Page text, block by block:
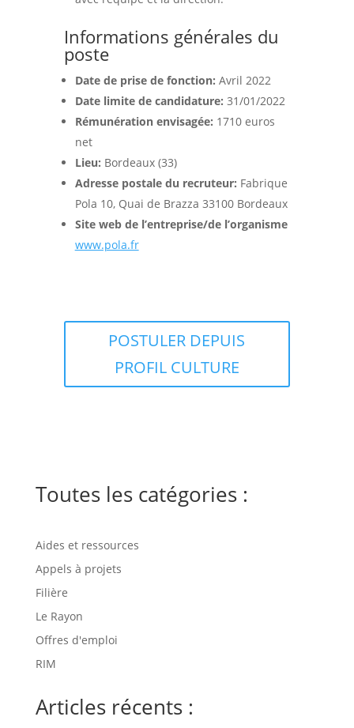
Informations générales du
poste
Date de prise de fonction: Avril 2022
Date limite de candidature: 31/01/2022
Rémunération envisagée: 1710 euros
net
Lieu: Bordeaux (33)
Adresse postale du recruteur: Fabrique
Pola 10, Quai de Brazza 33100 Bordeaux
Site web de l’entreprise/de l’organisme
www.pola.fr
POSTULER DEPUIS
PROFIL CULTURE
Toutes les catégories :
Aides et ressources
Appels à projets
Filière
Le Rayon
Offres d'emploi
RIM
Articles récents :